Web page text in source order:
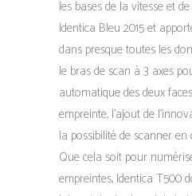
les bases de la vitesse et
Identica Bleu 2015 et
dans presque toutes les
le bras de scan à 3 axes
automatique des deux
empreinte, l’ajout de
la possibilité de scanner en
Que cela soit pour
empreintes, Identica T500